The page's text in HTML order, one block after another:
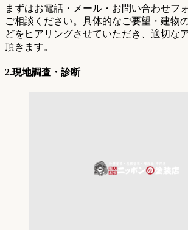
まずはお電話・メール・お問い合わせフ
ご相談ください。具体的なご要望・建物
どをヒアリングさせていただき、適切な
頂きます。
2.現地調査・診断